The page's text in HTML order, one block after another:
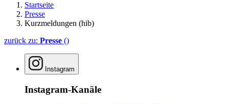
Startseite
Presse
Kurzmeldungen (hib)
zurück zu: Presse ()
Instagram
Instagram-Kanäle